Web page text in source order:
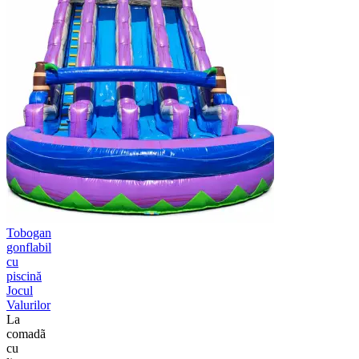
Tobogan
gonflabil
cu
piscină
Jocul
Valurilor
La
comadã
cu